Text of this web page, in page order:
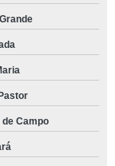
Campo